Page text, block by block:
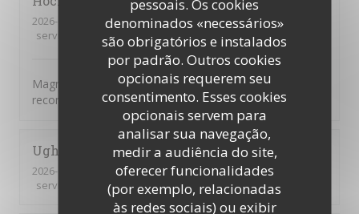
pessoais. Os cookies
denominados «necessários»
são obrigatórios e instalados
por padrão. Outros cookies
opcionais requerem seu
consentimento. Esses cookies
opcionais servem para
analisar sua navegação,
medir a audiência do site,
oferecer funcionalidades
(por exemplo, relacionadas
às redes sociais) ou exibir
2026-07-16
- 12:30 - guests 7
service
ambience menu /5 quality_price
Magnifique, tout était parfait. L’accueil la présentation je
recommande encore merci
Ughetto
2026-07-21
- 12:15 - guests 2
service
ambience:5/5 menu: 5/5 quality_price